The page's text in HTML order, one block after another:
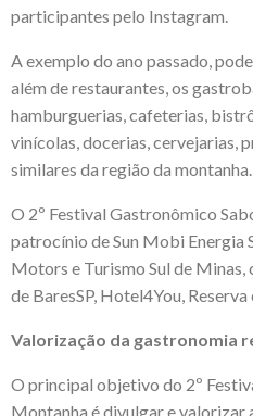
participantes pelo Instagram.
A exemplo do ano passado,
além de restaurantes, os
hamburguerias, cafeterias,
vinícolas, docerias, cervejarias,
similares da região da montanha.
O 2º Festival Gastronômico
patrocínio deSun Mobi Energia
Motors e Turismo Sul de Minas,
de BaresSP, Hotel4You, Reserva
Valorização da gastronomia
O principal objetivo do 2º
Montanha é divulgar e valorizar